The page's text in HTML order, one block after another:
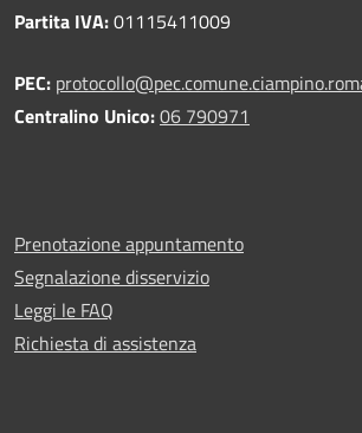
Partita IVA:01115411009
PEC:
Centralino Unico:06 790971
Prenotazione appuntamento
Segnalazione disservizio
Leggi le FAQ
Richiesta di assistenza